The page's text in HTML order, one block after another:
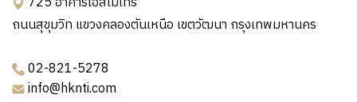
ถนนสุขุมวิท แขวงคลองตันเหนือ เขตวัฒนา กรุงเทพมหานคร
02-821-5278
info@hknti.com